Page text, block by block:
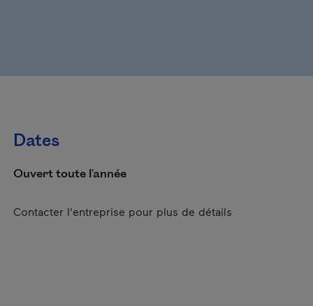
Dates
Ouvert toute l'année
Contacter l'entreprise pour plus de détails